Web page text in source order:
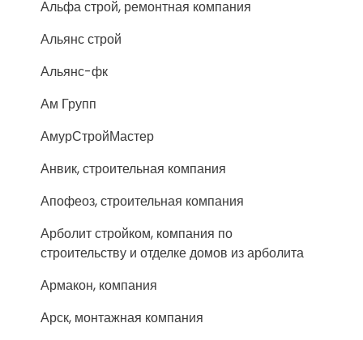
Альфа строй, ремонтная компания
Альянс строй
Альянс-фк
Ам Групп
АмурСтройМастер
Анвик, строительная компания
Апофеоз, строительная компания
Арболит стройком, компания по
строительству и отделке домов из арболита
Армакон, компания
Арск, монтажная компания